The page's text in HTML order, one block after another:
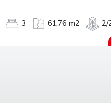
Pokój dzienny - ok. 23,8 m2 Pierwsza
Druga sypialnia - ok. 10,70 m2
z prysznicem i WC - ok. 4,24 m2
3 61,76 m2 2/